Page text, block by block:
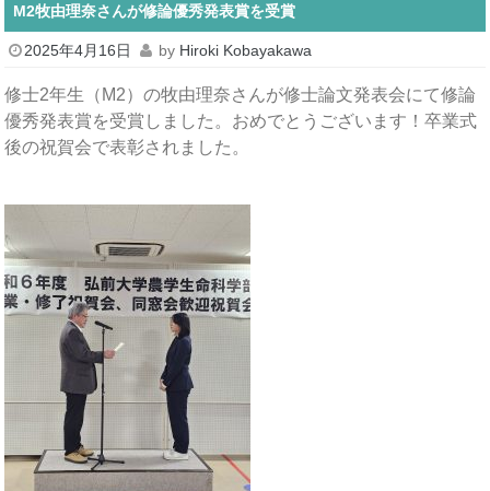
M2牧由理奈さんが修論優秀発表賞を受賞
2025年4月16日 by Hiroki Kobayakawa
修士2年生（M2）の牧由理奈さんが修士論文発表会にて修論
優秀発表賞を受賞しました。おめでとうございます！卒業式
後の祝賀会で表彰されました。